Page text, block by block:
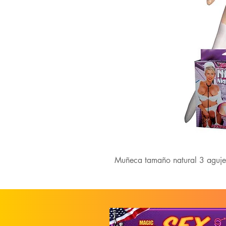
Muñeca tamaño natural 3